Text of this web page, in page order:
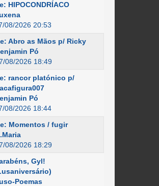
HIPOCONDRÍACO
08/2026 20:53
Abro as Mãos p/ Ricky
Pó
08/2026 18:49
rancor platónico p/
Pó
08/2026 18:44
Momentos / fugir
08/2026 18:29
Gyl!
Poemas